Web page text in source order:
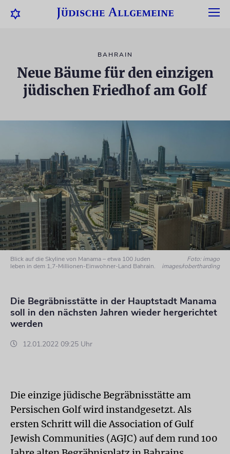
BAHRAIN
Neue Bäume für den einzigen
jüdischen Friedhof am Golf
Blick auf die Skyline von Manama – etwa 100 Juden
leben in dem 1,7-Millionen-Einwohner-Land Bahrain.
Foto: imago
images/robertharding
Die Begräbnisstätte in der Hauptstadt Manama
soll in den nächsten Jahren wieder hergerichtet
werden
12.01.2022 09:25 Uhr
Die einzige jüdische Begräbnisstätte am
Persischen Golf wird instandgesetzt. Als
ersten Schritt will die Association of Gulf
Jewish Communities (AGJC) auf dem rund 100